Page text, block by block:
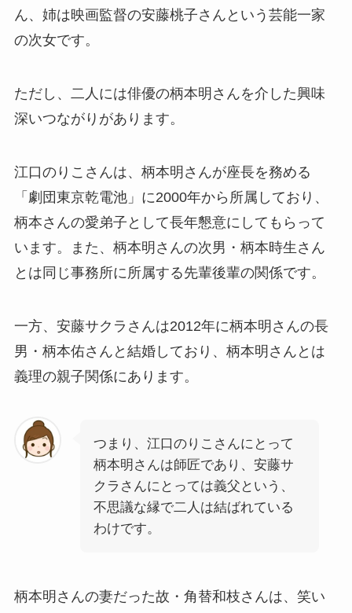
ん、姉は映画監督の安藤桃子さんという芸能一家
の次女です。
ただし、二人には俳優の柄本明さんを介した興味
深いつながりがあります。
江口のりこさんは、柄本明さんが座長を務める
「劇団東京乾電池」に2000年から所属しており、
柄本さんの愛弟子として長年懇意にしてもらって
います。また、柄本明さんの次男・柄本時生さん
とは同じ事務所に所属する先輩後輩の関係です。
一方、安藤サクラさんは2012年に柄本明さんの長
男・柄本佑さんと結婚しており、柄本明さんとは
義理の親子関係にあります。
つまり、江口のりこさんにとって
柄本明さんは師匠であり、安藤サ
クラさんにとっては義父という、
不思議な縁で二人は結ばれている
わけです。
柄本明さんの妻だった故・角替和枝さんは、笑い